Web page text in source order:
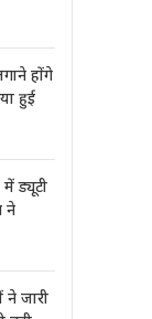
होंगे
हुई
ड्यूटी
ने
जारी